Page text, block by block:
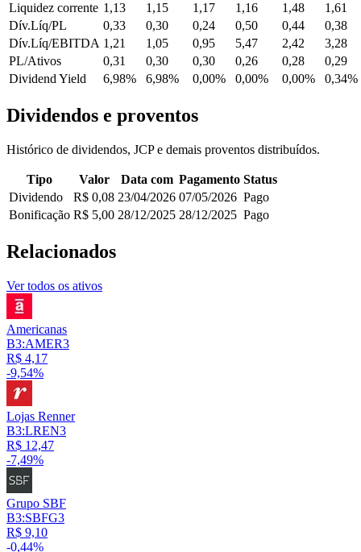
Liquidez corrente 1,13 1,15 1,17 1,16 1,48
1,61
Dív.Líq/PL
0,33 0,30 0,24 0,50 0,44
0,38
Dív.Líq/EBITDA 1,21 1,05 0,95 5,47 2,42
3,28
PL/Ativos
0,31 0,30 0,30 0,26 0,28
0,29
Dividend Yield
6,98% 6,98% 0,00% 0,00% 0,00% 0,34%
Dividendos e proventos
Histórico de dividendos, JCP e demais proventos distribuídos.
Tipo Valor Data com Pagamento Status
Dividendo
R$ 0,08 23/04/2026 07/05/2026 Pago
Bonificação R$ 5,00 28/12/2025 28/12/2025 Pago
Relacionados
Ver todos os ativos
Americanas
B3:AMER3
R$ 4,17
-9,54%
Lojas Renner
B3:LREN3
R$ 12,47
-7,49%
Grupo SBF
B3:SBFG3
R$ 9,10
-0,44%